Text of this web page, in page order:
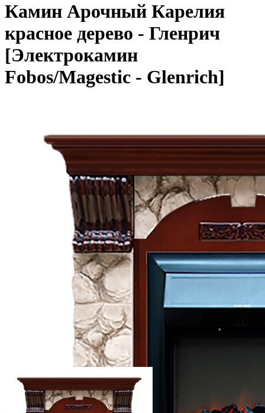
Камин Арочный Карелия
красное дерево - Гленрич
[Электрокамин
Fobos/Magestic - Glenrich]